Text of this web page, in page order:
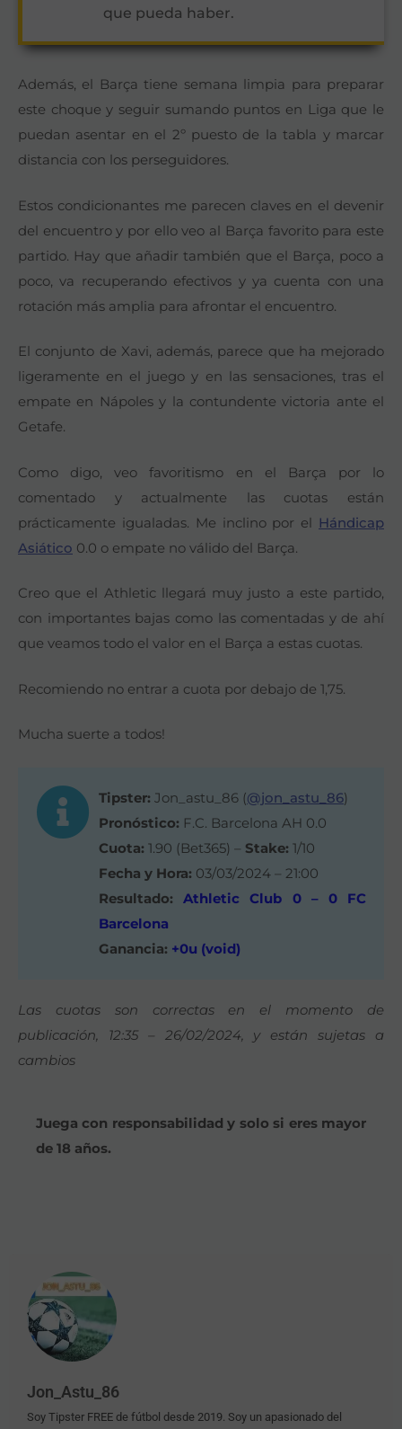
que pueda haber.
Además, el Barça tiene semana limpia para preparar
este choque y seguir sumando puntos en Liga que le
puedan asentar en el 2º puesto de la tabla y marcar
distancia con los perseguidores.
Estos condicionantes me parecen claves en el devenir
del encuentro y por ello veo al Barça favorito para este
partido. Hay que añadir también que el Barça, poco a
poco, va recuperando efectivos y ya cuenta con una
rotación más amplia para afrontar el encuentro.
El conjunto de Xavi, además, parece que ha mejorado
ligeramente en el juego y en las sensaciones, tras el
empate en Nápoles y la contundente victoria ante el
Getafe.
Como digo, veo favoritismo en el Barça por lo
comentado y actualmente las cuotas están
prácticamente igualadas. Me inclino por el Hándicap
Asiático 0.0 o empate no válido del Barça.
Creo que el Athletic llegará muy justo a este partido,
con importantes bajas como las comentadas y de ahí
que veamos todo el valor en el Barça a estas cuotas.
Recomiendo no entrar a cuota por debajo de 1,75.
Mucha suerte a todos!
Tipster: Jon_astu_86 (@jon_astu_86)
Pronóstico: F.C. Barcelona AH 0.0
Cuota: 1.90 (Bet365) – Stake: 1/10
Fecha y Hora: 03/03/2024 – 21:00
Resultado:
Athletic Club 0 – 0 FC
Barcelona
Ganancia: +0u (void)
Las cuotas son correctas en el momento de
publicación, 12:35 – 26/02/2024, y están sujetas a
cambios
Juega con responsabilidad y solo si eres mayor
de 18 años.
Jon_Astu_86
Soy Tipster FREE de fútbol desde 2019. Soy un apasionado del